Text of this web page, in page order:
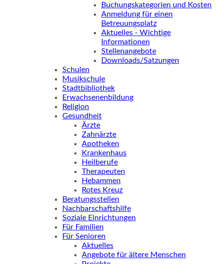
Buchungskategorien und Kosten
Anmeldung für einen
Betreuungsplatz
Aktuelles - Wichtige
Informationen
Stellenangebote
Downloads/Satzungen
Schulen
Musikschule
Stadtbibliothek
Erwachsenenbildung
Religion
Gesundheit
Ärzte
Zahnärzte
Apotheken
Krankenhaus
Heilberufe
Therapeuten
Hebammen
Rotes Kreuz
Beratungsstellen
Nachbarschaftshilfe
Soziale Einrichtungen
Für Familien
Für Senioren
Aktuelles
Angebote für ältere Menschen